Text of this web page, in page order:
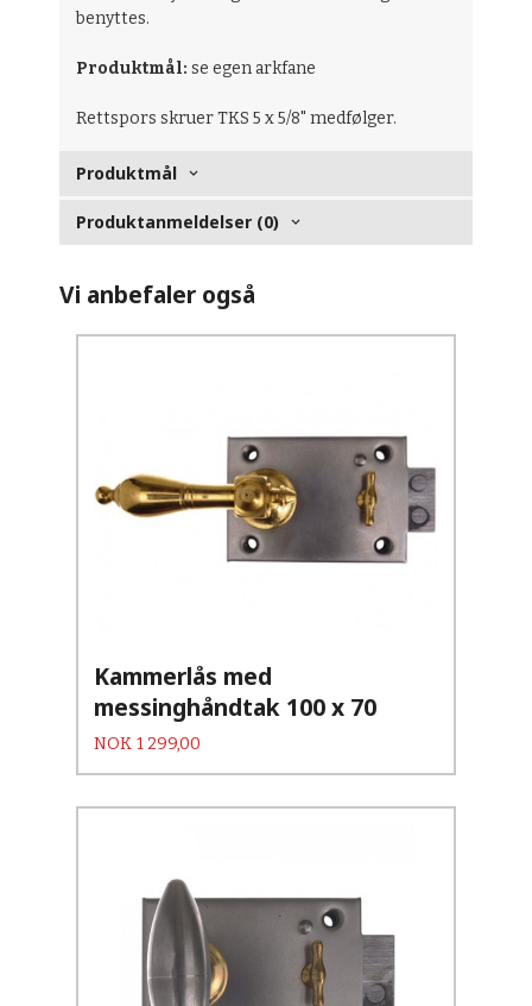
benyttes.
Produktmål: se egen arkfane
Rettspors skruer TKS 5 x 5/8" medfølger.
Produktmål
Produktanmeldelser (0)
Vi anbefaler også
Kammerlås med
messinghåndtak 100 x 70
Pris
NOK 1 299,00